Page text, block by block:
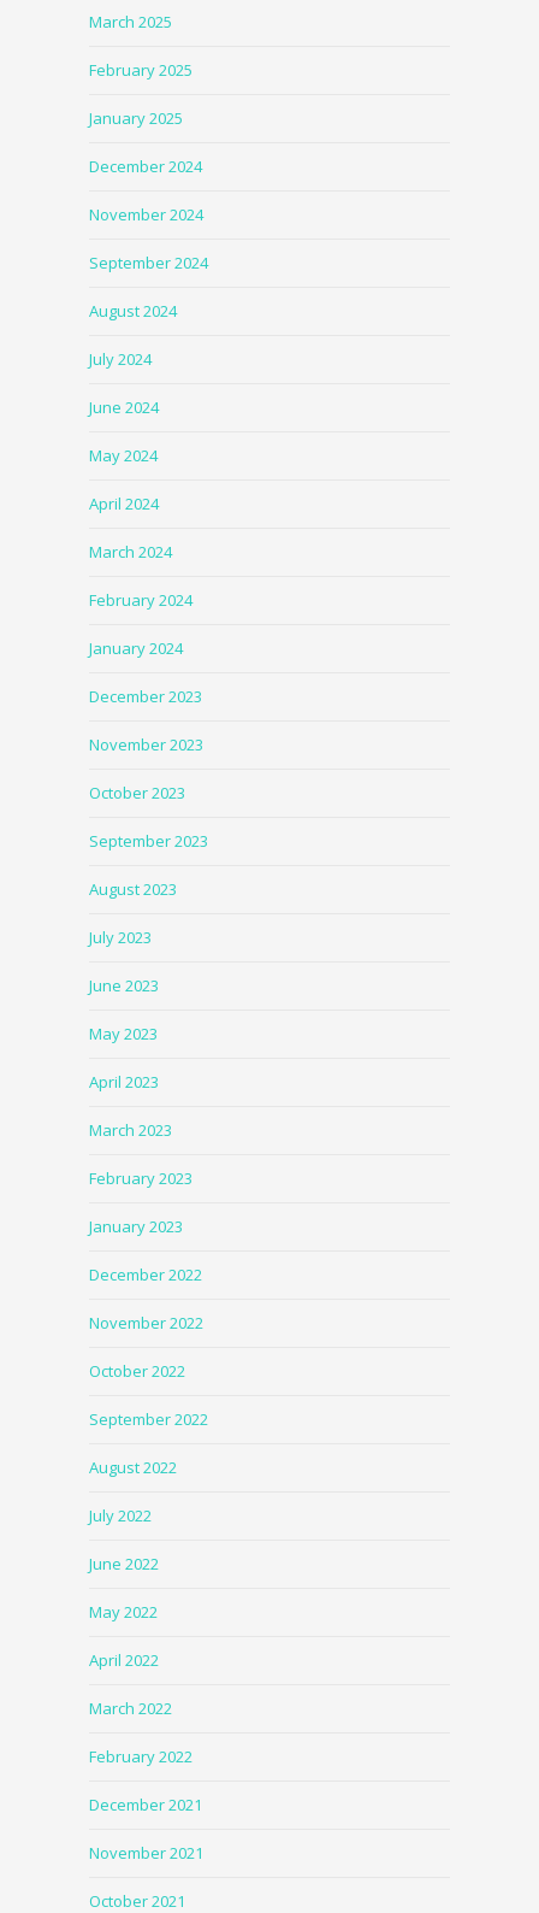
March 2025
February 2025
January 2025
December 2024
November 2024
September 2024
August 2024
July 2024
June 2024
May 2024
April 2024
March 2024
February 2024
January 2024
December 2023
November 2023
October 2023
September 2023
August 2023
July 2023
June 2023
May 2023
April 2023
March 2023
February 2023
January 2023
December 2022
November 2022
October 2022
September 2022
August 2022
July 2022
June 2022
May 2022
April 2022
March 2022
February 2022
December 2021
November 2021
October 2021